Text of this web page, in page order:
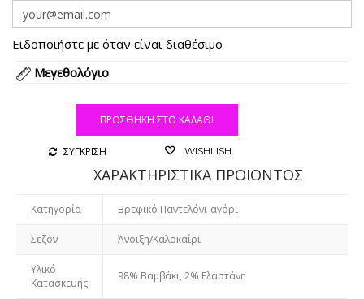
Ειδοποιήστε με όταν είναι διαθέσιμο
Μεγεθολόγιο
ΠΡΟΣΘΉΚΗ ΣΤΟ ΚΑΛΆΘΙ
ΣΥΓΚΡΙΣΗ WISHLISH
ΧΑΡΑΚΤΗΡΙΣΤΙΚΑ ΠΡΟΙΟΝΤΟΣ
Κατηγορία Βρεφικό Παντελόνι-αγόρι
Σεζόν Άνοιξη/Καλοκαίρι
Υλικό
Κατασκευής
98% Βαμβάκι, 2% Ελαστάνη